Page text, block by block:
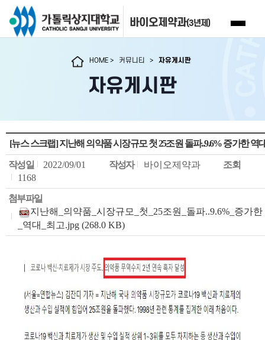
바이오제약과(3년제)
HOME> 커뮤니티 > 자유게시판
자유게시판
[뉴스 스크랩] 지난해 의약품 시장규모 첫 25조원 돌파..9.6% 증가한 역
작성일 2022/09/01 작성자 바이오제약과
조회
1168
첨부파일
지난해_의약품_시장규모_첫_25조원_돌파..9.6%_증가한
_역대_최고.jpg (268.0 KB)